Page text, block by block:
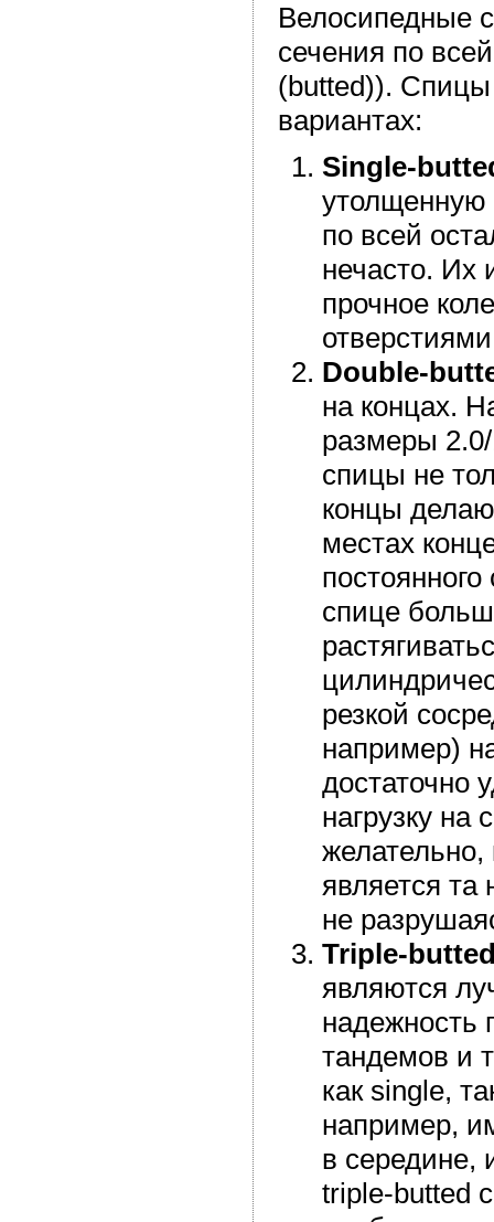
Велосипедные
сечения по
(butted)). Спицы
вариантах:
Single-
утолщенную
по всей
нечасто. Их
прочное
Double-
на концах.
размеры
спицы не
концы
местах
спице
резкой
например)
достаточно
нагрузку
является та
не
Triple-
являются
надежность
тандемов и
как single,
например,
в середине,
triple-butted